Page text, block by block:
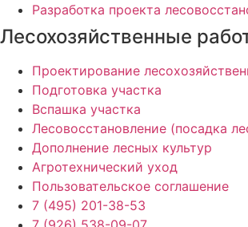
Разработка проекта
Лесохозяйственные
Проектирование
Подготовка участка
Вспашка участка
Лесовосстановление (посадка
Дополнение лесных культур
Агротехнический уход
Пользовательское соглашение
7 (495) 201-38-53